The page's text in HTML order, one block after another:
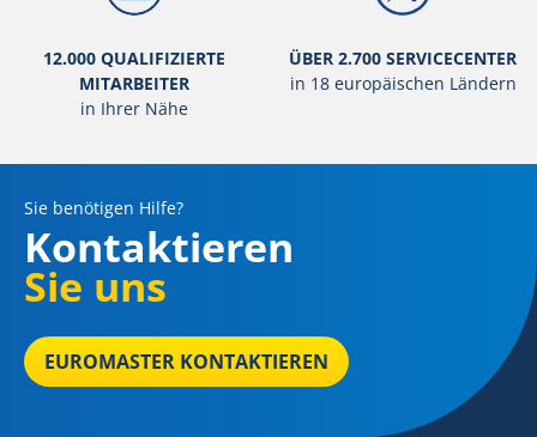
12.000 QUALIFIZIERTE
MITARBEITER
in Ihrer Nähe
ÜBER 2.700 SERVICECENTER
in 18 europäischen Ländern
Sie benötigen Hilfe?
Kontaktieren
Sie uns
EUROMASTER KONTAKTIEREN